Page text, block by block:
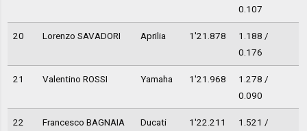
0.107
20 Lorenzo SAVADORI Aprilia 1'21.878
1.188 /
0.176
21 Valentino ROSSI Yamaha 1'21.968
1.278 /
0.090
22 Francesco BAGNAIA Ducati 1'22.211
1.521 /